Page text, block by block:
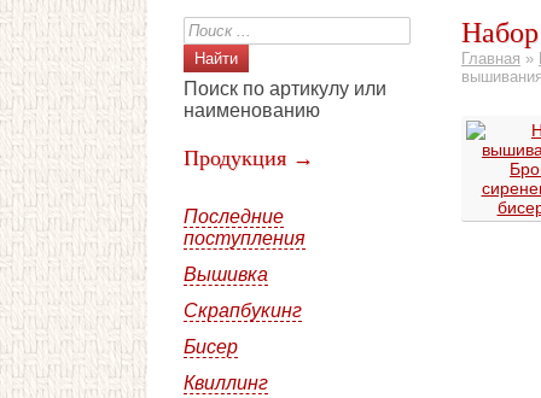
Поиск по артикулу или
наименованию
Продукция →
Последние
поступления
Вышивка
Скрапбукинг
Бисер
Квиллинг
Главная »